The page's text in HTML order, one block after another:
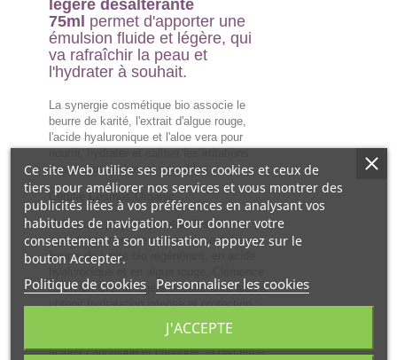
légère désaltérante
75ml permet d'apporter une
émulsion fluide et légère, qui
va rafraîchir la peau et
l'hydrater à souhait.
La synergie cosmétique bio associe le
beurre de karité, l'extrait d'algue rouge,
l'acide hyaluronique et l'aloe vera pour
des peaux sèches et sensibles.
Certifié Cosmos Organic.
Grâce aux propriétés naturelles de ses
ingrédients comme ce complexe riche en
beurre de karité bio régénérant, en acide
et Vivien Crème légère désaltérante aide à
obtenir hydratation intense et protection ;
des actifs comme l'Eau, le Beurre de
karité, l'Ester triple de glycérol et des
acides caprylique et caprique, la glycérine,
Ce site Web utilise ses propres cookies et ceux de
tiers pour améliorer nos services et vous montrer des
publicités liées à vos préférences en analysant vos
habitudes de navigation. Pour donner votre
consentement à son utilisation, appuyez sur le
bouton Accepter.
Politique de cookies Personnaliser les cookies
J'ACCEPTE